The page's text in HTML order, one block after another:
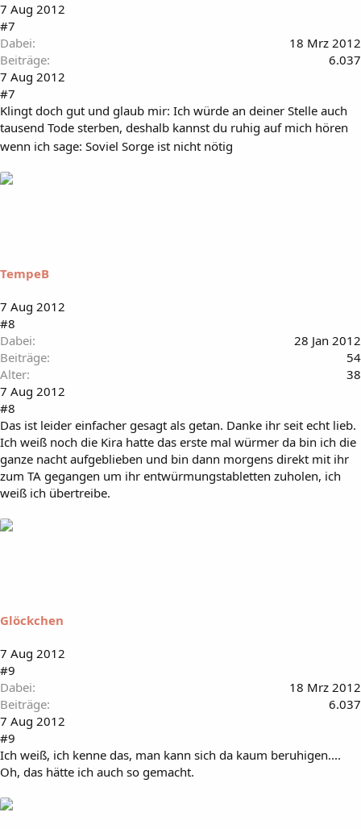
7 Aug 2012
#7
Dabei
18 Mrz 2012
Beiträge
6.037
7 Aug 2012
#7
Klingt doch gut und glaub mir: Ich würde an deiner Stelle auch
tausend Tode sterben, deshalb kannst du ruhig auf mich hören
wenn ich sage: Soviel Sorge ist nicht nötig
TempeB
7 Aug 2012
#8
Dabei
28 Jan 2012
Beiträge
54
Alter
38
7 Aug 2012
#8
Das ist leider einfacher gesagt als getan. Danke ihr seit echt lieb.
Ich weiß noch die Kira hatte das erste mal würmer da bin ich die
ganze nacht aufgeblieben und bin dann morgens direkt mit ihr
zum TA gegangen um ihr entwürmungstabletten zuholen, ich
weiß ich übertreibe.
Glöckchen
7 Aug 2012
#9
Dabei
18 Mrz 2012
Beiträge
6.037
7 Aug 2012
#9
Ich weiß, ich kenne das, man kann sich da kaum beruhigen....
Oh, das hätte ich auch so gemacht.